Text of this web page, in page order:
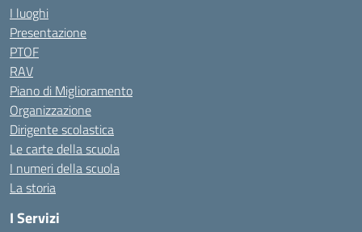
I luoghi
Presentazione
PTOF
RAV
Piano di Miglioramento
Organizzazione
Dirigente scolastica
Le carte della scuola
I numeri della scuola
La storia
I Servizi